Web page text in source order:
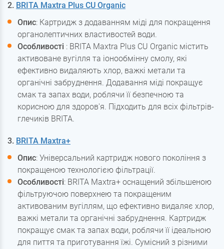
2. BRITA Maxtra Plus CU Organic
Опис: Картридж з додаванням міді для покращення
органолептичних властивостей води.
Особливості : BRITA Maxtra Plus CU Organic містить
активоване вугілля та іонообмінну смолу, які
ефективно видаляють хлор, важкі метали та
органічні забруднення. Додавання міді покращує
смак та запах води, роблячи її безпечною та
корисною для здоров'я. Підходить для всіх фільтрів-
глечиків BRITA.
3. BRITA Maxtra+
Опис: Універсальний картридж нового покоління з
покращеною технологією фільтрації.
Особливості: BRITA Maxtra+ оснащений збільшеною
фільтруючою поверхнею та покращеним
активованим вугіллям, що ефективно видаляє хлор,
важкі метали та органічні забруднення. Картридж
покращує смак та запах води, роблячи її ідеальною
для пиття та приготування їжі. Сумісний з різними